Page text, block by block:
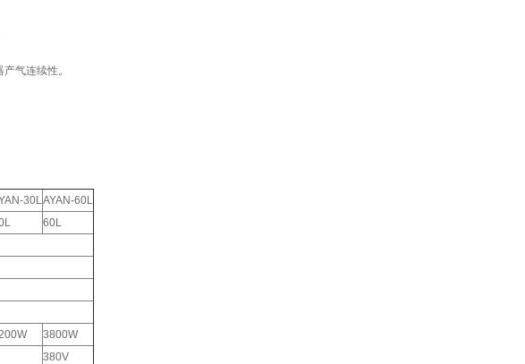
气连续性。
30LAYAN-60L
60L
3800W
380V